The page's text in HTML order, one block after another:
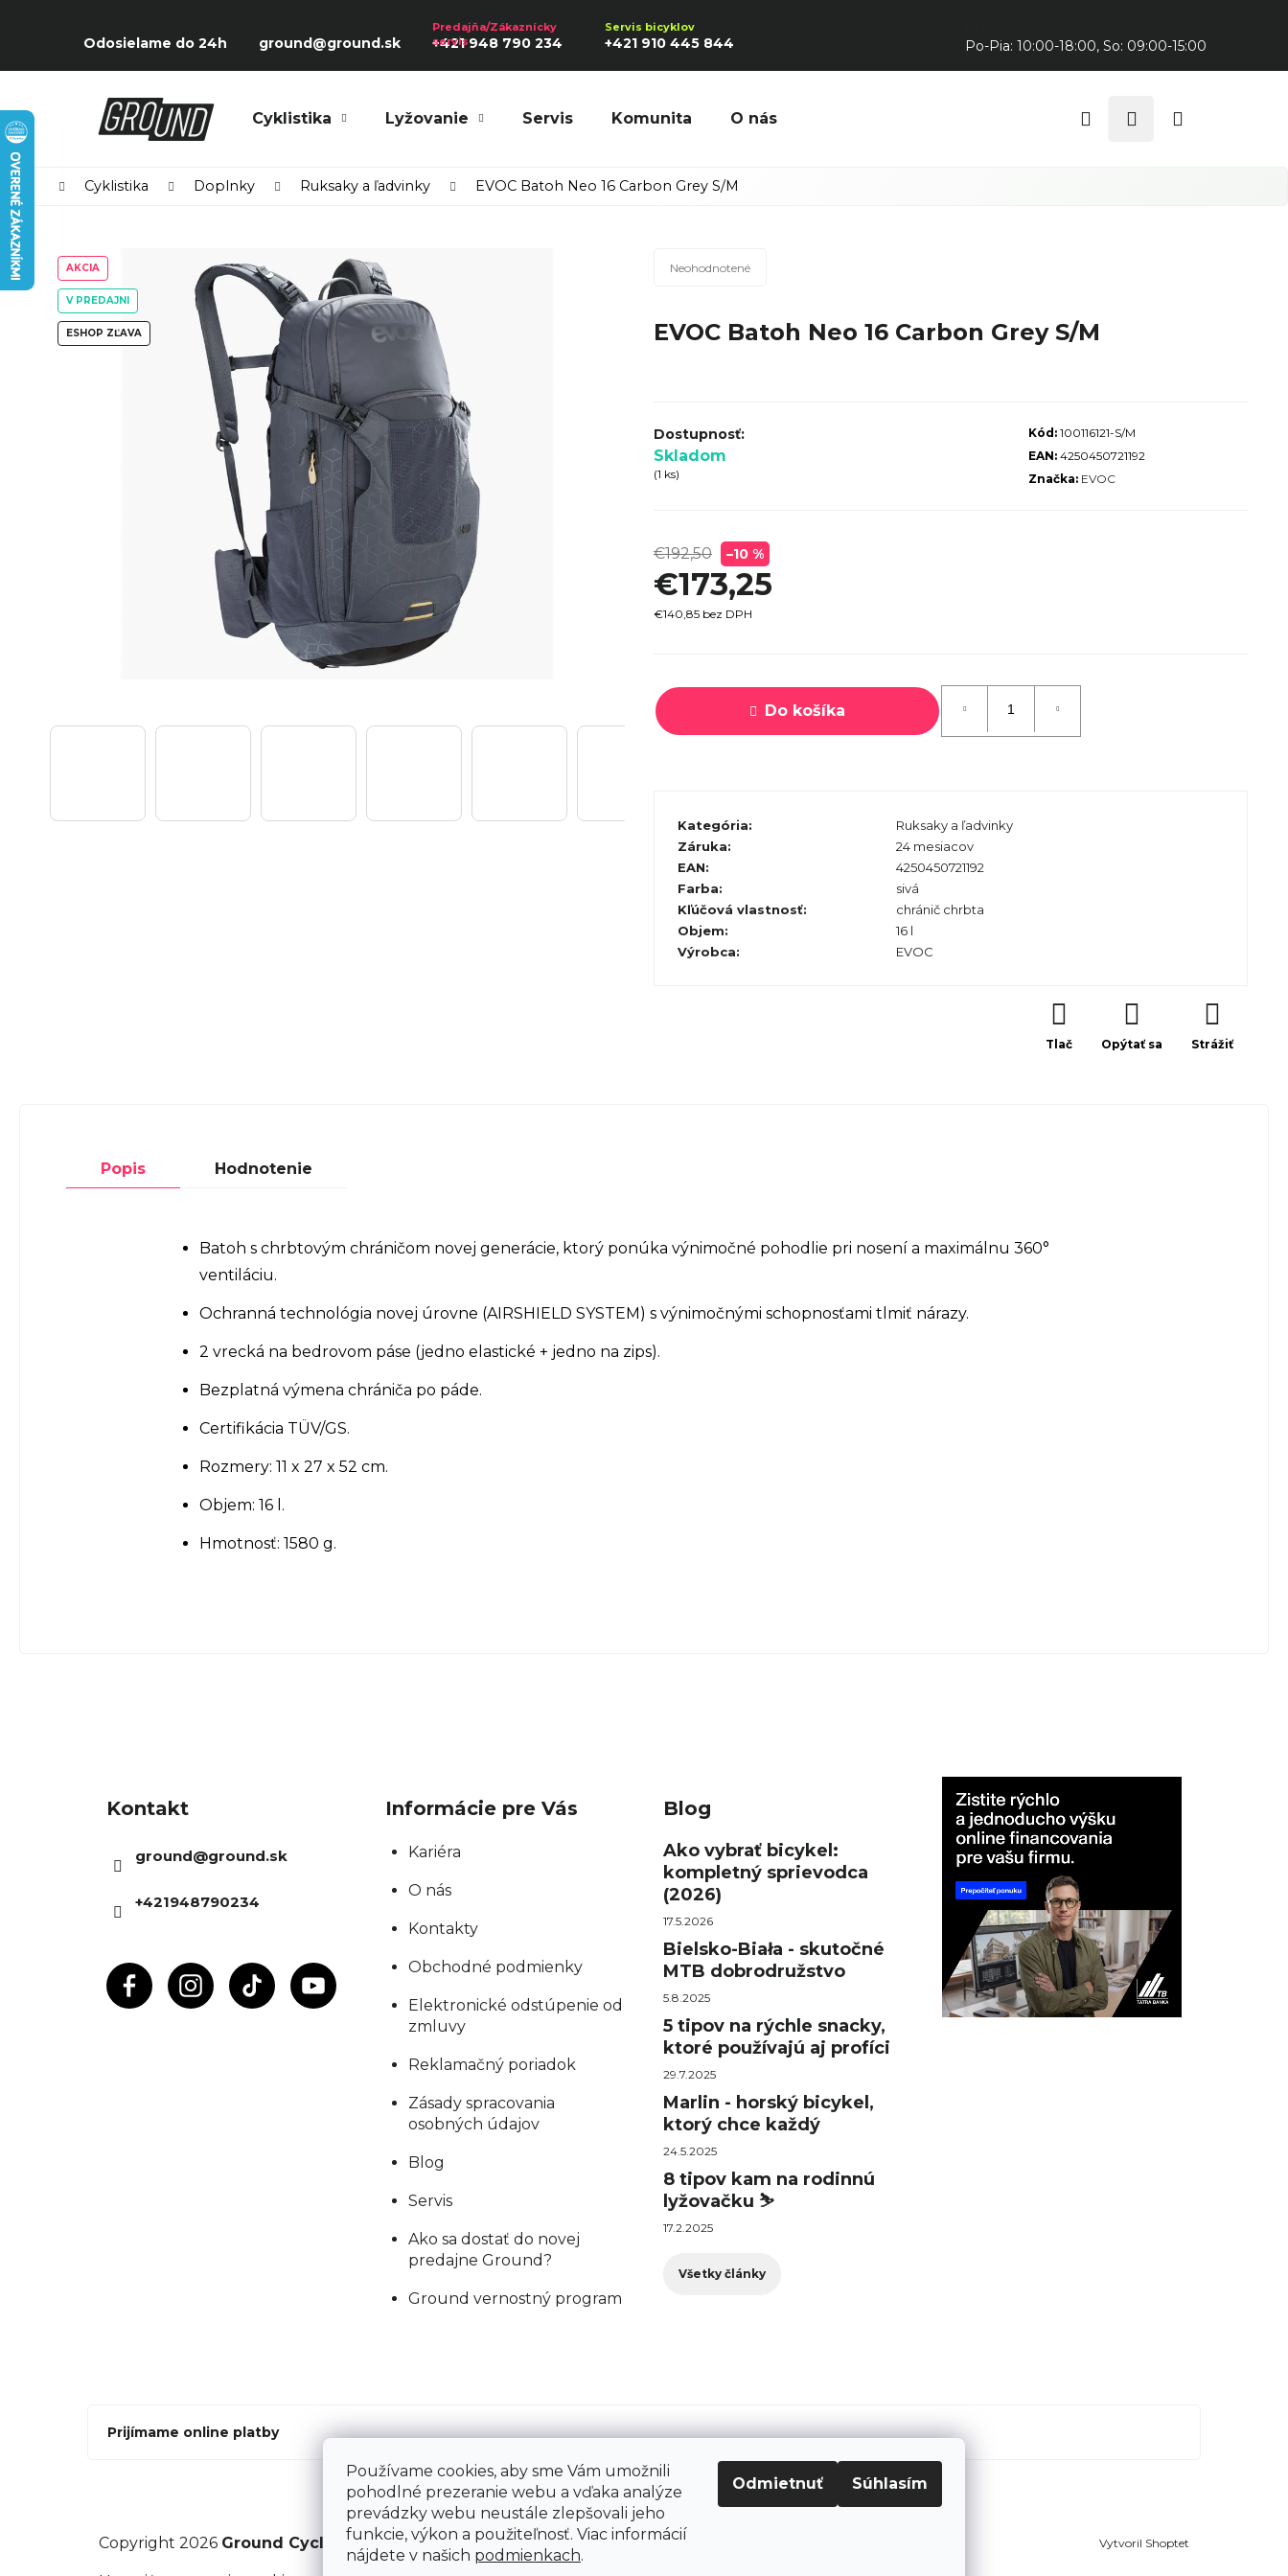
Používame cookies, aby sme Vám umožnili
pohodlné prezeranie webu a vďaka analýze
prevádzky webu neustále zlepšovali jeho
funkcie, výkon a použiteľnosť. Viac informácií
nájdete v našich podmienkach.
Odmietnuť Súhlasím
Odosielame do 24h ground@ground.sk +421 948 790 234 +421 910 445 844
Po-Pia: 10:00-18:00, So: 09:00-15:00
Cyklistika Lyžovanie Servis Komunita O nás Hľadať Prihlásenie
DomovCyklistika Doplnky Ruksaky a ľadvinky EVOC Batoh Neo 16 Carbon Grey S/M
Priemerné
je
Neohodnotené
EVOC Batoh Neo 16 Carbon Grey S/M
Skladom
(1 ks)
Kód: 100116121-S/M
Značka: EVOC
EAN: 4250450721192
€192,50 –10 %
€173,25
€140,85 bez DPH
cena:
Do košíka
Kategória:
Ruksaky a ľadvinky
Záruka:
24 mesiacov
EAN:
4250450721192
Farba:
sivá
Kľúčová vlastnosť:
chránič chrbta
Objem:
16 l
Výrobca: EVOC
Tlač Opýtať sa Strážiť
AKCIA
V PREDAJNI
ESHOP ZĽAVA
Popis Hodnotenie
Batoh s chrbtovým chráničom novej generácie, ktorý ponúka výnimočné pohodlie pri nosení a maximálnu 360°
ventiláciu.
Ochranná technológia novej úrovne (AIRSHIELD SYSTEM) s výnimočnými schopnosťami tlmiť nárazy.
2 vrecká na bedrovom páse (jedno elastické + jedno na zips).
Bezplatná výmena chrániča po páde.
Certifikácia TÜV/GS.
Rozmery: 11 x 27 x 52 cm.
Objem: 16 l.
Hmotnosť: 1580 g.
š
í
k
Späť
do
obchodu
Späť
do
obchodu
Čo potrebujete nájsť?
TREK PROCALIBER 8 FURY RED
TREK MARLIN 6 GEN 3 LAVA
SPECIALIZED SIRRUS X 3.0 GLOSS
Kontakt
ground@ground.sk
+421948790234
Informácie pre Vás
Kariéra
O nás
Kontakty
Obchodné podmienky
Elektronické odstúpenie od
zmluvy
Reklamačný poriadok
Zásady spracovania
osobných údajov
Blog
Servis
Ako sa dostať do novej
predajne Ground?
Ground vernostný program
Blog
Ako vybrať bicykel:
kompletný sprievodca
(2026)
17.5.2026
Bielsko-Biała - skutočné
MTB dobrodružstvo
5.8.2025
5 tipov na rýchle snacky,
ktoré používajú aj profíci
29.7.2025
Marlin - horský bicykel,
ktorý chce každý
24.5.2025
8 tipov kam na rodinnú
lyžovačku ⛷️
17.2.2025
Všetky články
Prijímame online platby
Vytvoril Shoptet
Copyright 2026 Ground Cycling Store. Všetky práva vyhradené.